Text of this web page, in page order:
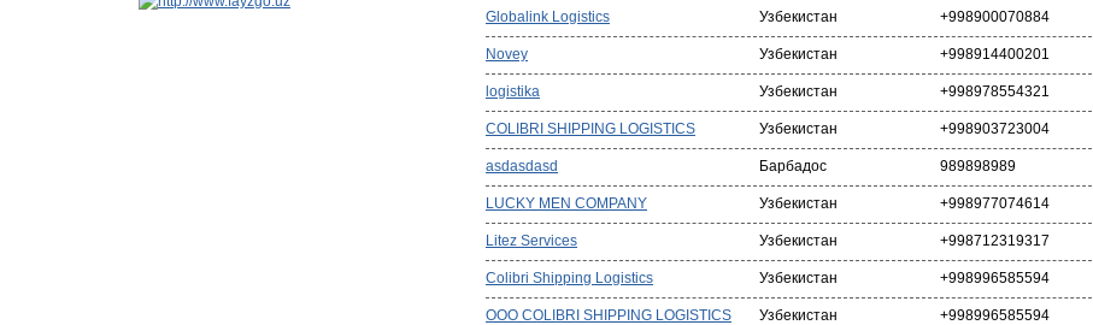
Globalink Logistics Узбекистан +998900070884
Novey Узбекистан +998914400201
logistika Узбекистан +998978554321
COLIBRI SHIPPING LOGISTICS Узбекистан +998903723004
asdasdasd Барбадос 989898989
LUCKY MEN COMPANY Узбекистан +998977074614
Litez Services Узбекистан +998712319317
Colibri Shipping Logistics Узбекистан +998996585594
OOO COLIBRI SHIPPING LOGISTICS Узбекистан +998996585594